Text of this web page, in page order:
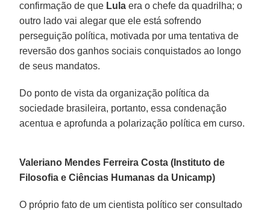
confirmação de que Lula era o chefe da quadrilha; o
outro lado vai alegar que ele está sofrendo
perseguição política, motivada por uma tentativa de
reversão dos ganhos sociais conquistados ao longo
de seus mandatos.
Do ponto de vista da organização política da
sociedade brasileira, portanto, essa condenação
acentua e aprofunda a polarização política em curso.
Valeriano Mendes Ferreira Costa (Instituto de
Filosofia e Ciências Humanas da Unicamp)
O próprio fato de um cientista político ser consultado